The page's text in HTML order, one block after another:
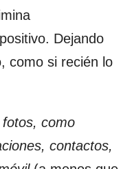
Dejando
como si recién lo
como
contactos,